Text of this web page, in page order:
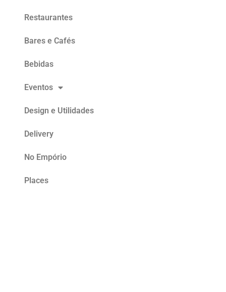
Restaurantes
Bares e Cafés
Bebidas
Eventos
Design e Utilidades
Delivery
No Empório
Places